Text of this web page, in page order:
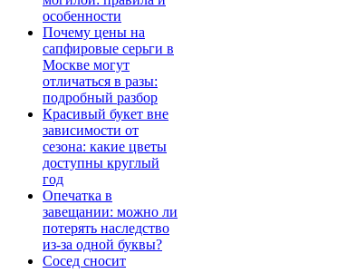
особенности
Почему цены на
сапфировые серьги в
Москве могут
отличаться в разы:
подробный разбор
Красивый букет вне
зависимости от
сезона: какие цветы
доступны круглый
год
Опечатка в
завещании: можно ли
потерять наследство
из-за одной буквы?
Сосед сносит